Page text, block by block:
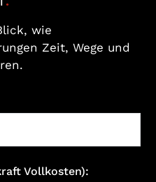
wie
Zeit, Wege und
Vollkosten):